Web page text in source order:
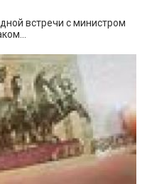
встречи с министром